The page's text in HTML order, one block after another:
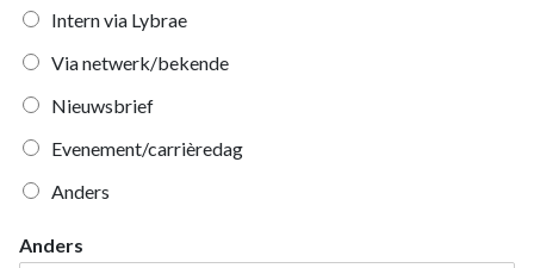
Intern via Lybrae
Via netwerk/bekende
Nieuwsbrief
Evenement/carrièredag
Anders
Anders